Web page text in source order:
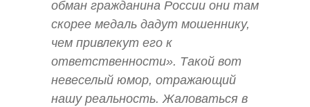
обман гражданина России они там
скорее медаль дадут мошеннику,
чем привлекут его к
ответственности». Такой вот
невеселый юмор, отражающий
нашу реальность. Жаловаться в